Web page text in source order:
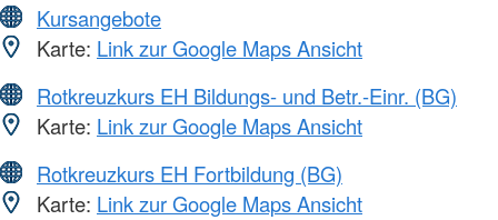
Kursangebote
Karte: Link zur Google Maps Ansicht
Rotkreuzkurs EH Bildungs- und Betr.-Einr. (BG)
Karte: Link zur Google Maps Ansicht
Rotkreuzkurs EH Fortbildung (BG)
Karte: Link zur Google Maps Ansicht